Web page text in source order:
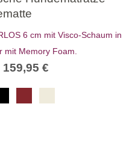
6 cm mit Visco-Schaum in
mit Memory Foam.
159,95 €